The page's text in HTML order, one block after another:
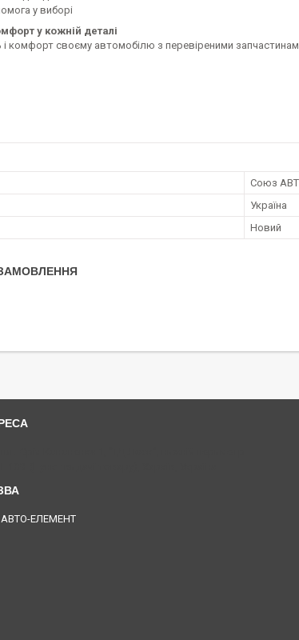
у виборі
у кожній деталі
і комфорт своєму автомобілю з перевіреними
Союз
Україна
Новий
АВТО-ЕЛЕМЕНТ